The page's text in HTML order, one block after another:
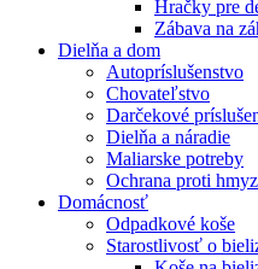
Hračky pre
Zábava na
Dielňa a dom
Autopríslušenstvo
Chovateľstvo
Darčekové
Dielňa a náradie
Maliarske potreby
Ochrana proti
Domácnosť
Odpadkové koše
Starostlivosť o